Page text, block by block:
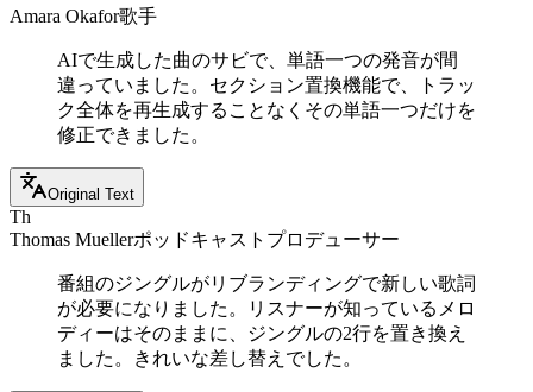
Amara Okafor歌手
AIで生成した曲のサビで、単語一つの発音が間
違っていました。セクション置換機能で、トラッ
ク全体を再生成することなくその単語一つだけを
修正できました。
Original Text
Th
Thomas Muellerポッドキャストプロデューサー
番組のジングルがリブランディングで新しい歌詞
が必要になりました。リスナーが知っているメロ
ディーはそのままに、ジングルの2行を置き換え
ました。きれいな差し替えでした。